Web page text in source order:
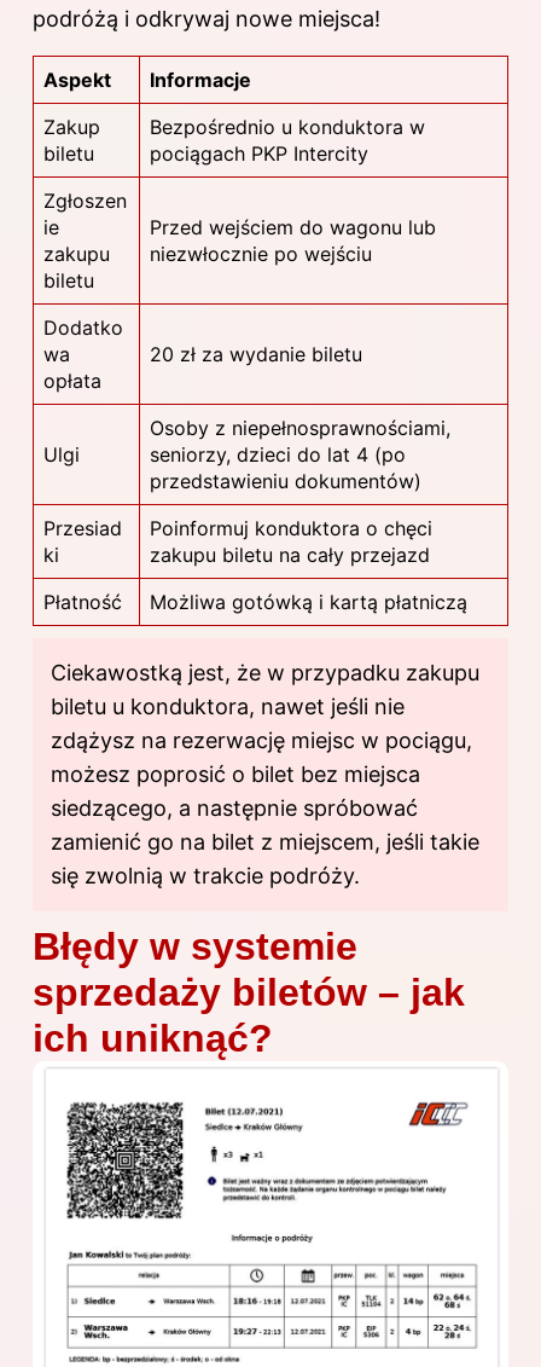
podróżą i odkrywaj nowe miejsca!
Aspekt
Informacje
Zakup
biletu
Bezpośrednio u konduktora w
pociągach PKP Intercity
Zgłoszen
ie
zakupu
biletu
Przed wejściem do wagonu lub
niezwłocznie po wejściu
Dodatko
wa
opłata
20 zł za wydanie biletu
Ulgi
Osoby z niepełnosprawnościami,
seniorzy, dzieci do lat 4 (po
przedstawieniu dokumentów)
Przesiad
ki
Poinformuj konduktora o chęci
zakupu biletu na cały przejazd
Płatność
Możliwa gotówką i kartą płatniczą
Ciekawostką jest, że w przypadku zakupu
biletu u konduktora, nawet jeśli nie
zdążysz na rezerwację miejsc w pociągu,
możesz poprosić o bilet bez miejsca
siedzącego, a następnie spróbować
zamienić go na bilet z miejscem, jeśli takie
się zwolnią w trakcie podróży.
Błędy w systemie
sprzedaży biletów – jak
ich uniknąć?